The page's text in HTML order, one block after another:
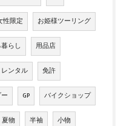
性限定 お姫様ツーリング
らし 用品店
レンタル 免許
GP バイクショップ
夏物 半袖 小物